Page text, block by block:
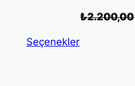
₺2.200,00
Seçenekler